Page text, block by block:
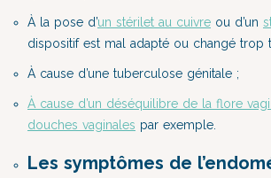
À la pose d’un stérilet au cuivre ou d’un
dispositif est mal adapté ou changé trop
À cause d’une tuberculose génitale ;
À cause d’un déséquilibre de la flore
douches vaginales par exemple.
Les symptômes de